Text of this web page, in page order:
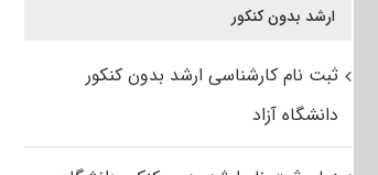
ارشد بدون کنکور
ثبت نام کارشناسی ارشد بدون کنکور
دانشگاه آزاد